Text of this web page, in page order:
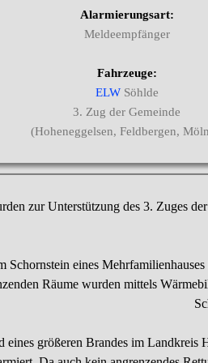
Alarmierungsart:
Meldeempfänger
Fahrzeuge:
ELWSöhlde
3. Zug der Gemeinde
(Hoheneggelsen, Feldbergen,
zur Unterstützung des 3. Zuges
Schornstein eines
Räume wurden mittels
eines größeren Brandes im Landkreis